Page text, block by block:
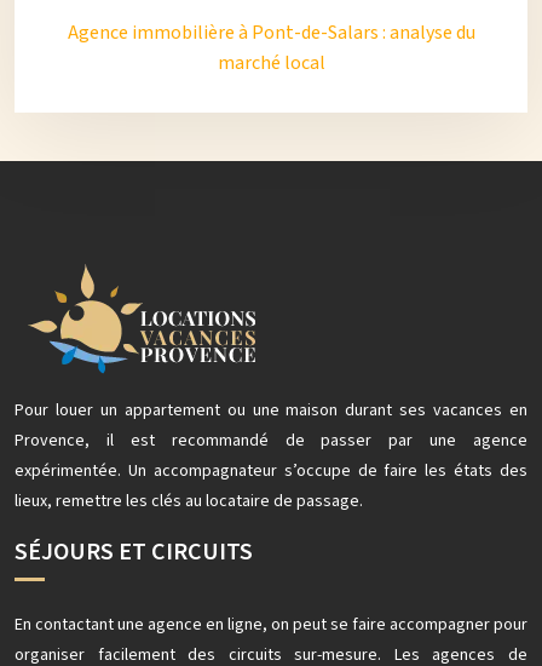
Agence immobilière à Pont-de-Salars : analyse du
marché local
Pour louer un appartement ou une maison durant ses vacances en
Provence, il est recommandé de passer par une agence
expérimentée. Un accompagnateur s’occupe de faire les états des
lieux, remettre les clés au locataire de passage.
SÉJOURS ET CIRCUITS
En contactant une agence en ligne, on peut se faire accompagner pour
organiser facilement des circuits sur-mesure. Les agences de